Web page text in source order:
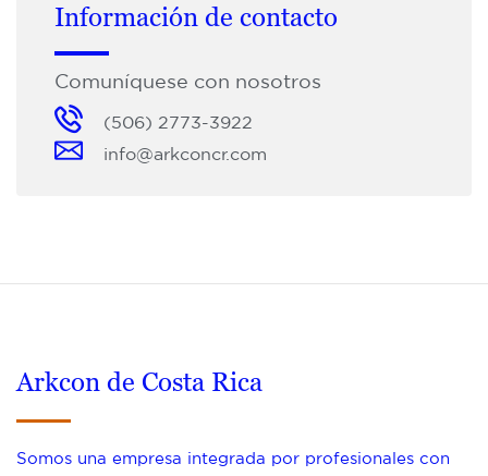
Información de contacto
Comuníquese con nosotros
(506) 2773-3922
info@arkconcr.com
Arkcon de Costa Rica
Somos una empresa integrada por profesionales con